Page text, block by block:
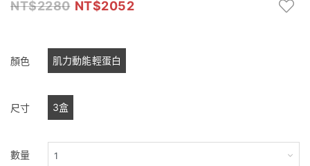
2280
2052
顏色 肌力動能輕蛋白
尺寸 3盒
數量